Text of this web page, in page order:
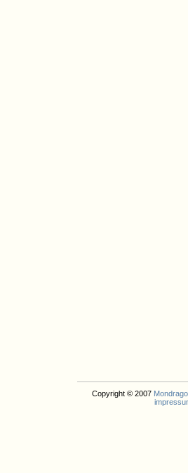
Copyright © 2007